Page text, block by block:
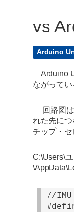
vs
Arduino
Arduino
ながってい
回路図は
れた先に
チップ・セ
C:\Users\
//IMU